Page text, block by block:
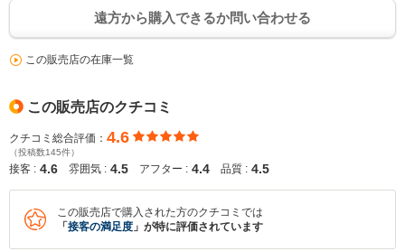
遠方から購入できるか問い合わせる
この販売店の在庫一覧
この販売店のクチコミ
クチコミ総合評価： 4.6
（投稿数145件）
接客 : 4.6 雰囲気 : 4.5 アフター : 4.4 品質 : 4.5
この販売店で購入された方のクチコミでは
「 接客の満足度 」が特に評価されています